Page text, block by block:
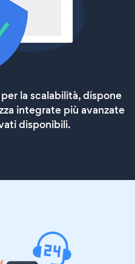
la scalabilità, dispone
integrate più avanzate
disponibili.